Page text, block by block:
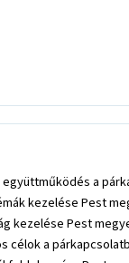
fejlesztése 1. kerület, önbizalom növelése 1. kerület, önbizalom fejlesztése 1. kerület, önbecsülés hiányának a kezelése 1. kerület, önértékelés fejlesztése 1. kerület, félelem kezelése 1. kerület, szorongás kezelése 1. kerület, biztonság hiányának kezelése 1. kerület, bizalmatlanság kezelése 1. kerület, bizonytalanság kezelése 1. kerület, visszahúzódottság kezelése 1. kerület, félénkség kezelése 1. kerület, inaktivitás kezelése 1. kerület, önérvényesítés kezelése 1. kerület, önismereti tréner 1. kerület, coach 1. kerület, life coach 1. kerület, life coaching 1. kerület, konfliktuskezelés 1. kerület, életvezetési tanácsadás 1. kerület, életvezetési tanácsadó 1. kerület, egyéni coaching 1. kerület, munkahelyi problémák kezelése 1. kerület, munkahelyi feszültségek kezelése 1. kerület, munkahelyi stressz kezelése 1. kerület, feszültség kezelés 1. kerület, stresszkezelés 1. kerület, családon belüli viták kezelése 1. kerület, családon belüli viták megoldása 1. kerület, konfliktus kezelés 1. kerület, elszakadás a